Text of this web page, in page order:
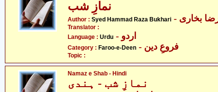
نمازِ شب
Author : Syed Hammad Raza Bukhari بخاری
Translator :
Language : Urdu - اردو
Category : Faroo-e-Deen - فروعِ دین
Topic :
Namaz e Shab - Hindi
نمازِ شب - ہندی